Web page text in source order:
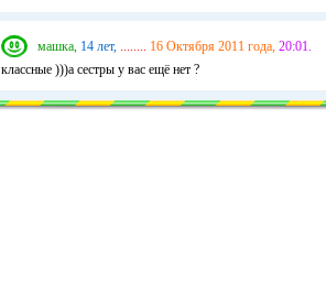
машка, 14 лет, ........ 16 Октября 2011 года, 20:01.
классные )))а сестры у вас ещё нет ?